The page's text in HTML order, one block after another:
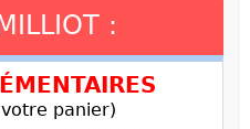
:
panier)